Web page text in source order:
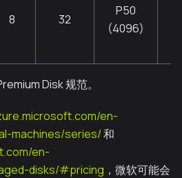
8 32
P50
(4096)
Disk 规范。
en-
machines/series/和
en-
disks/#pricing ，微软可能会